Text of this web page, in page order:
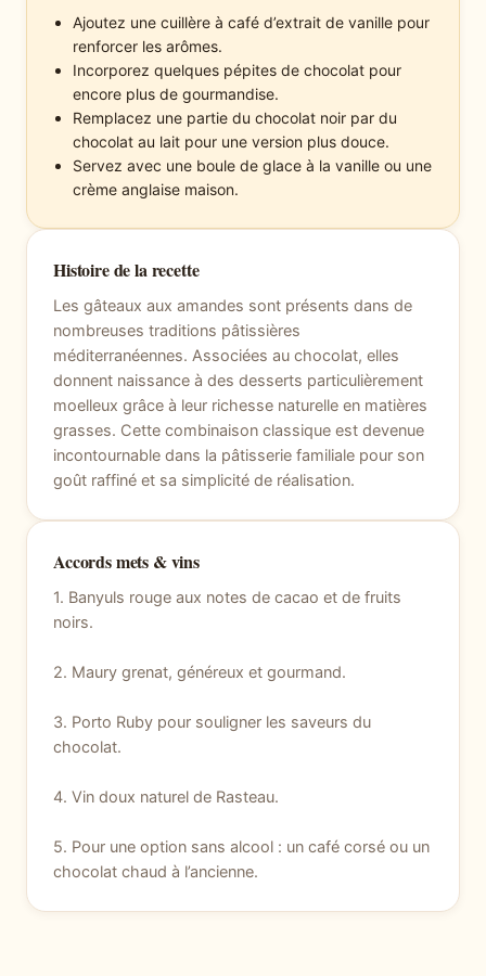
Ajoutez une cuillère à café d’extrait de vanille pour
renforcer les arômes.
Incorporez quelques pépites de chocolat pour
encore plus de gourmandise.
Remplacez une partie du chocolat noir par du
chocolat au lait pour une version plus douce.
Servez avec une boule de glace à la vanille ou une
crème anglaise maison.
Histoire de la recette
Les gâteaux aux amandes sont présents dans de
nombreuses traditions pâtissières
méditerranéennes. Associées au chocolat, elles
donnent naissance à des desserts particulièrement
moelleux grâce à leur richesse naturelle en matières
grasses. Cette combinaison classique est devenue
incontournable dans la pâtisserie familiale pour son
goût raffiné et sa simplicité de réalisation.
Accords mets & vins
1. Banyuls rouge aux notes de cacao et de fruits
noirs.
2. Maury grenat, généreux et gourmand.
3. Porto Ruby pour souligner les saveurs du
chocolat.
4. Vin doux naturel de Rasteau.
5. Pour une option sans alcool : un café corsé ou un
chocolat chaud à l’ancienne.